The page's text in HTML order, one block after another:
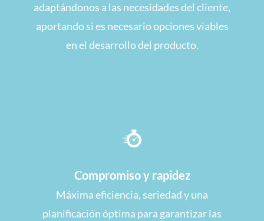
adaptándonos a las necesidades del cliente,
aportando si es necesario opciones viables
en el desarrollo del producto.
Compromiso y rapidez
Máxima eficiencia, seriedad y una
planificación óptima para garantizar las